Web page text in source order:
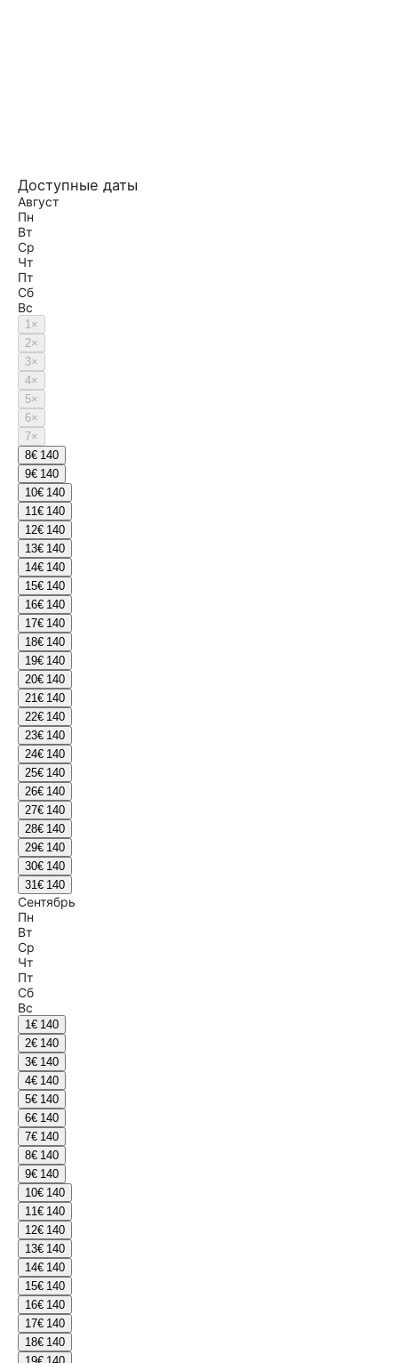
Доступные даты
Август
Пн
Вт
Ср
Чт
Пт
Сб
Вс
1×
2×
3×
4×
5×
6×
7×
8€ 140
9€ 140
10€ 140
11€ 140
12€ 140
13€ 140
14€ 140
15€ 140
16€ 140
17€ 140
18€ 140
19€ 140
20€ 140
21€ 140
22€ 140
23€ 140
24€ 140
25€ 140
26€ 140
27€ 140
28€ 140
29€ 140
30€ 140
31€ 140
Сентябрь
Пн
Вт
Ср
Чт
Пт
Сб
Вс
1€ 140
2€ 140
3€ 140
4€ 140
5€ 140
6€ 140
7€ 140
8€ 140
9€ 140
10€ 140
11€ 140
12€ 140
13€ 140
14€ 140
15€ 140
16€ 140
17€ 140
18€ 140